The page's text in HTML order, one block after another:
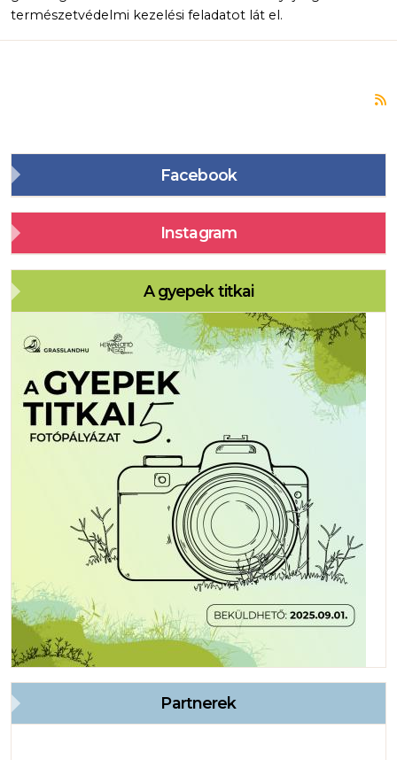
természetvédelmi kezelési feladatot lát el.
Facebook
Instagram
A gyepek titkai
Partnerek